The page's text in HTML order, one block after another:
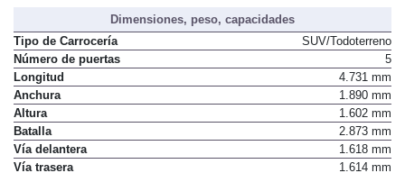
Dimensiones, peso, capacidades
Tipo de Carrocería
SUV/Todoterreno
Número de puertas
5
Longitud
4.731 mm
Anchura
1.890 mm
Altura
1.602 mm
Batalla
2.873 mm
Vía delantera
1.618 mm